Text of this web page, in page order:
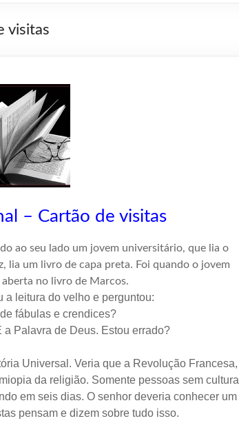
visitas
– Cartão de visitas
ao seu lado um jovem universitário, que lia o
lia um livro de capa preta. Foi quando o jovem
no livro de Marcos.
a leitura do velho e perguntou:
fábulas e crendices?
Palavra de Deus. Estou errado?
Universal. Veria que a Revolução Francesa,
da religião. Somente pessoas sem cultura
em seis dias. O senhor deveria conhecer um
pensam e dizem sobre tudo isso.